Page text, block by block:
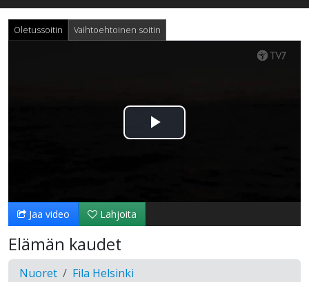
Oletussoitin Vaihtoehtoinen soitin
Toista
Jaa video Lahjoita
Elämän kaudet
Nuoret Fila Helsinki